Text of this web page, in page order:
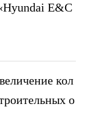
E&C
кол
о